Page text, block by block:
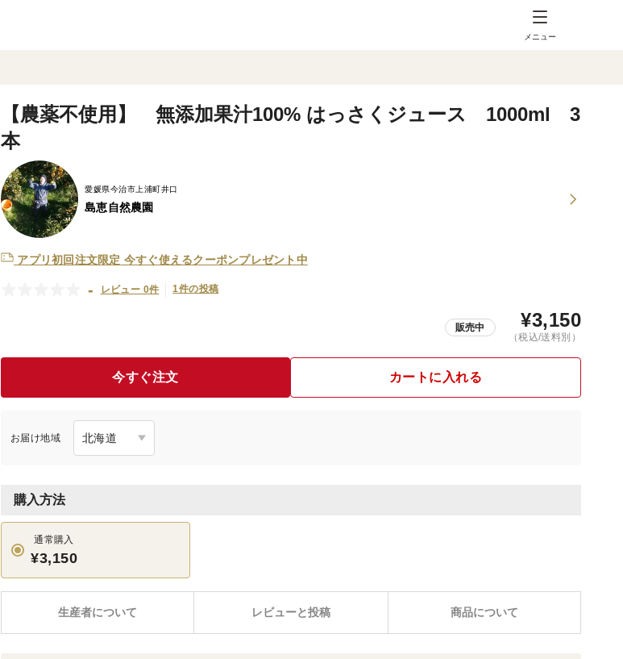
メニュー
【農薬不使用】 無添加果汁100% はっさくジュース 1000ml 3
本
愛媛県今治市上浦町井口
島恵自然農園
アプリ初回注文限定 今すぐ使えるクーポンプレゼント中
- レビュー 0件 1件の投稿
販売中 ¥3,150
（税込/送料別）
今すぐ注文 カートに入れる
お届け地域
購入方法
通常購入
¥3,150
レビューと投稿 商品について
生産者について